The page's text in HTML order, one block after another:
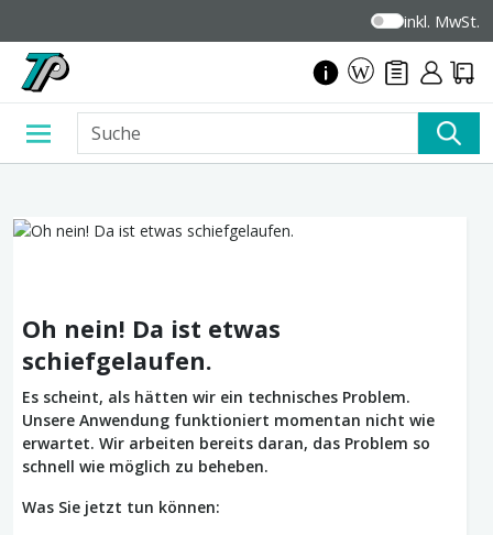
inkl. MwSt.
Oh nein! Da ist etwas
schiefgelaufen.
Es scheint, als hätten wir ein technisches Problem.
Unsere Anwendung funktioniert momentan nicht wie
erwartet. Wir arbeiten bereits daran, das Problem so
schnell wie möglich zu beheben.
Was Sie jetzt tun können: